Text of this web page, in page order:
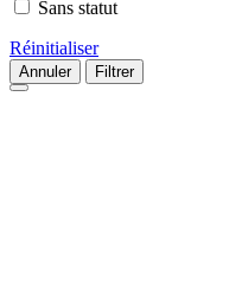
Sans statut
Réinitialiser
Annuler Filtrer